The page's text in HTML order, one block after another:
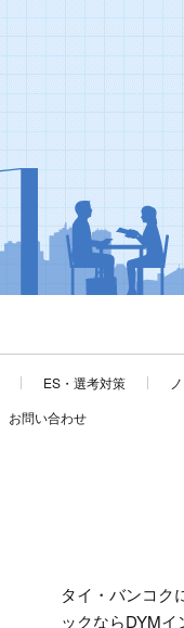
ES・選考対策
お問い合わせ
タイ・バンコク
ックならDYM